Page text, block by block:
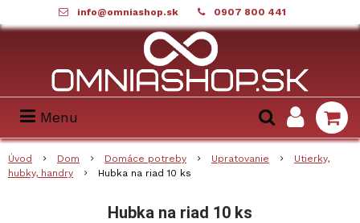
info@omniashop.sk 0907 800 441
Menu
Úvod Dom Domáce potreby Upratovanie
Utierky,
hubky, handry
Hubka na riad 10 ks
Hubka na riad 10 ks